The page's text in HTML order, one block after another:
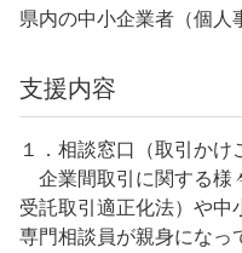
県内の中小企業者（個人
支援内容
１．相談窓口（取引かけ
企業間取引に関する様
受託取引適正化法）や中
専門相談員が親身になっ